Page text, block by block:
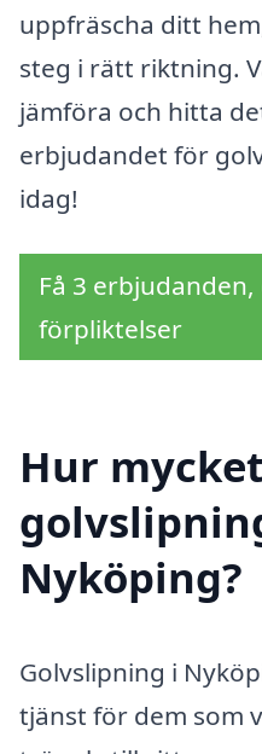
uppfräscha ditt
steg i rätt riktning.
jämföra och hitta
erbjudandet för
idag!
Få 3
förpliktelser
Hur
Nyköping?
Golvslipning i
tjänst för dem som